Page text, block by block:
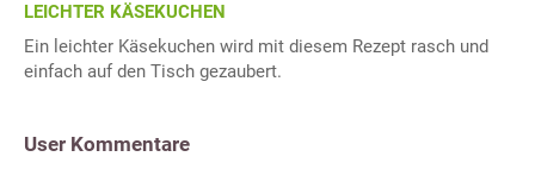
LEICHTER KÄSEKUCHEN
Ein leichter Käsekuchen wird mit diesem Rezept rasch und
einfach auf den Tisch gezaubert.
User Kommentare